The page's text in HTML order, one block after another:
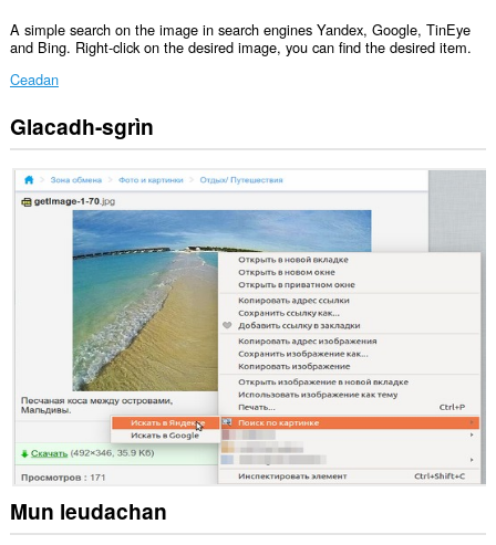
A simple search on the image in search engines Yandex, Google, TinEye
and Bing. Right-click on the desired image, you can find the desired item.
Ceadan
Gheibh
an
seo
cothrom
tabaichean
bhrabhsaicheas
Glacadh-sgrìn
Mun leudachan